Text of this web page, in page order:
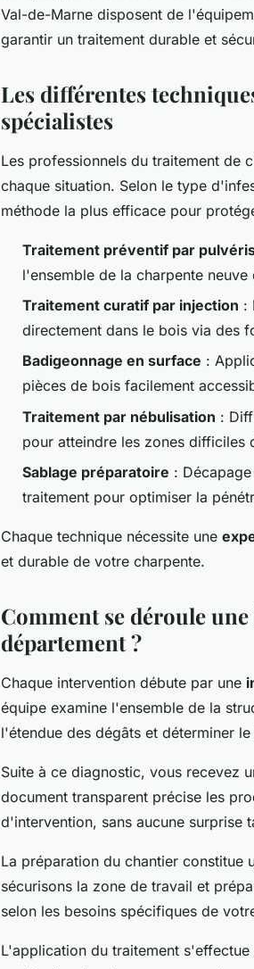
Val-de-Marne disposent de
garantir un traitement durable et
Les différentes
spécialistes
Les professionnels du traitement de
chaque situation. Selon le type
méthode la plus efficace pour
Traitement préventif par
l'ensemble de la charpente
Traitement curatif par injection :
directement dans le bois via des
Badigeonnage en surface :
pièces de bois facilement
Traitement par nébulisation :
pour atteindre les zones difficiles
Sablage préparatoire :
traitement pour optimiser la
Chaque technique nécessite une
et durable de votre charpente.
Comment se déroule
département ?
Chaque intervention débute par une
équipe examine l'ensemble de la
l'étendue des dégâts et déterminer
Suite à ce diagnostic, vous recevez
document transparent précise les
d'intervention, sans aucune surprise
La préparation du chantier constitue
sécurisons la zone de travail et
selon les besoins spécifiques de
L'application du traitement s'effectue